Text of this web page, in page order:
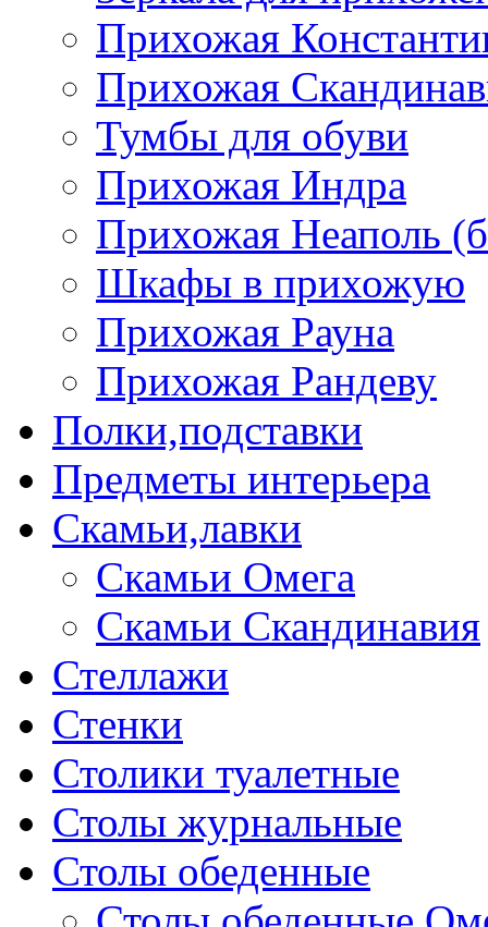
Прихожая
Прихожая
Тумбы для обуви
Прихожая Индра
Прихожая Неаполь
Шкафы в прихожую
Прихожая Рауна
Прихожая Рандеву
Полки,подставки
Предметы интерьера
Скамьи,лавки
Скамьи Омега
Скамьи Скандинавия
Стеллажи
Стенки
Столики туалетные
Столы журнальные
Столы обеденные